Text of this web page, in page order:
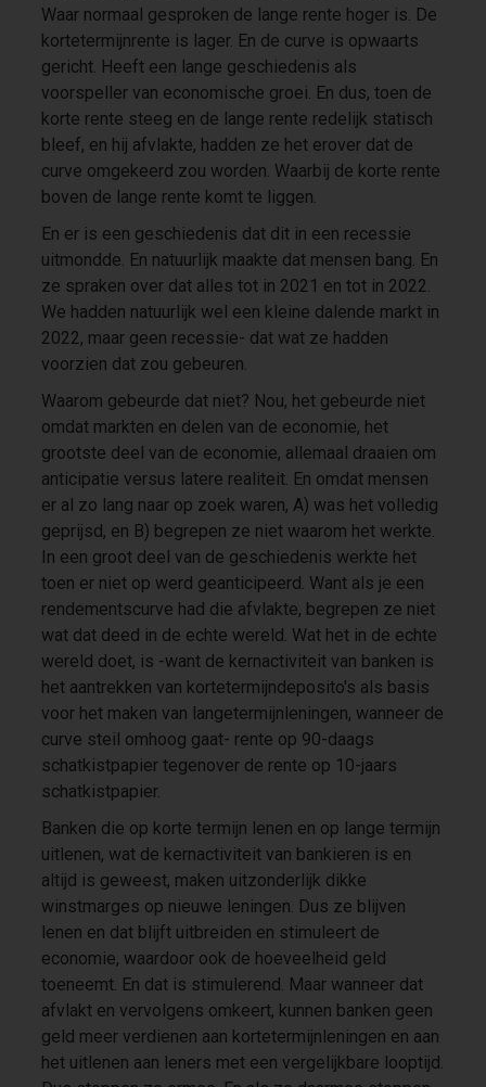
Waar normaal gesproken de lange rente hoger is. De
kortetermijnrente is lager. En de curve is opwaarts
gericht. Heeft een lange geschiedenis als
voorspeller van economische groei. En dus, toen de
korte rente steeg en de lange rente redelijk statisch
bleef, en hij afvlakte, hadden ze het erover dat de
curve omgekeerd zou worden. Waarbij de korte rente
boven de lange rente komt te liggen.
En er is een geschiedenis dat dit in een recessie
uitmondde. En natuurlijk maakte dat mensen bang. En
ze spraken over dat alles tot in 2021 en tot in 2022.
We hadden natuurlijk wel een kleine dalende markt in
2022, maar geen recessie- dat wat ze hadden
voorzien dat zou gebeuren.
Waarom gebeurde dat niet? Nou, het gebeurde niet
omdat markten en delen van de economie, het
grootste deel van de economie, allemaal draaien om
anticipatie versus latere realiteit. En omdat mensen
er al zo lang naar op zoek waren, A) was het volledig
geprijsd, en B) begrepen ze niet waarom het werkte.
In een groot deel van de geschiedenis werkte het
toen er niet op werd geanticipeerd. Want als je een
rendementscurve had die afvlakte, begrepen ze niet
wat dat deed in de echte wereld. Wat het in de echte
wereld doet, is -want de kernactiviteit van banken is
het aantrekken van kortetermijndeposito's als basis
voor het maken van langetermijnleningen, wanneer de
curve steil omhoog gaat- rente op 90-daags
schatkistpapier tegenover de rente op 10-jaars
schatkistpapier.
Banken die op korte termijn lenen en op lange termijn
uitlenen, wat de kernactiviteit van bankieren is en
altijd is geweest, maken uitzonderlijk dikke
winstmarges op nieuwe leningen. Dus ze blijven
lenen en dat blijft uitbreiden en stimuleert de
economie, waardoor ook de hoeveelheid geld
toeneemt. En dat is stimulerend. Maar wanneer dat
afvlakt en vervolgens omkeert, kunnen banken geen
geld meer verdienen aan kortetermijnleningen en aan
het uitlenen aan leners met een vergelijkbare looptijd.